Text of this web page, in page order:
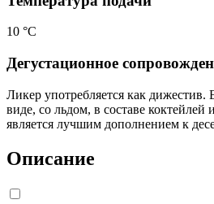
10 °С
Дегустационное
Ликер употребляется как
виде, со льдом, в составе
является лучшим дополнением к
Описание